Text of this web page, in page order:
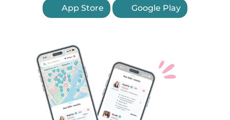
App Store Google Play